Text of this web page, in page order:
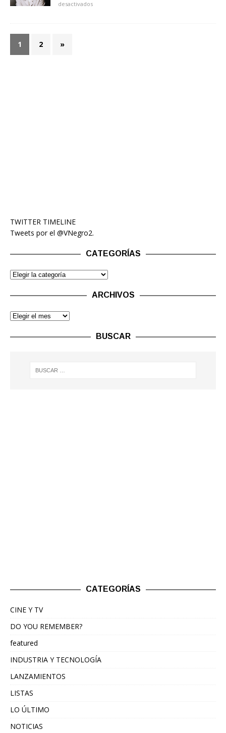
desactivados
1 2 »
TWITTER TIMELINE
Tweets por el @VNegro2.
CATEGORÍAS
ARCHIVOS
BUSCAR
CATEGORÍAS
CINE Y TV
DO YOU REMEMBER?
featured
INDUSTRIA Y TECNOLOGÍA
LANZAMIENTOS
LISTAS
LO ÚLTIMO
NOTICIAS